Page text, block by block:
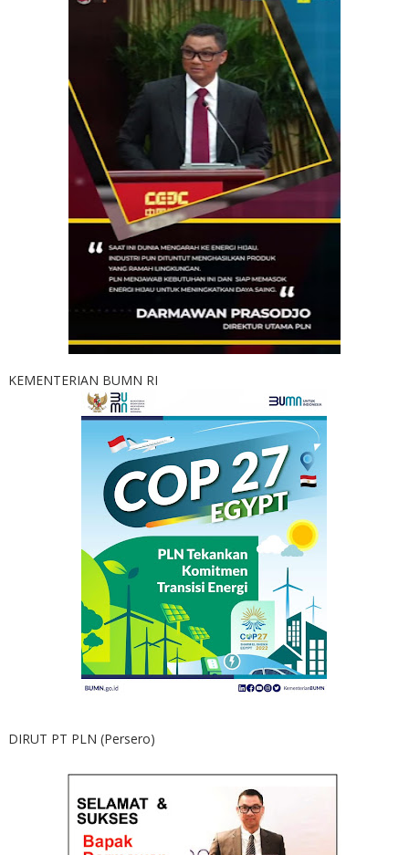
KEMENTERIAN BUMN RI
DIRUT PT PLN (Persero)